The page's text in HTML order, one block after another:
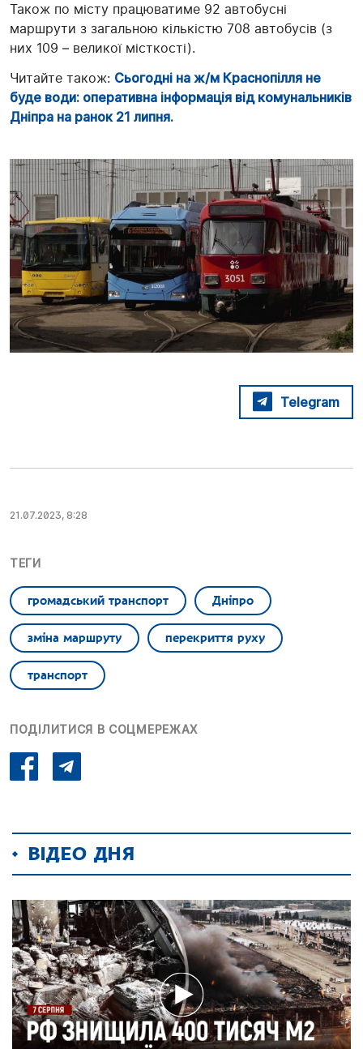
Також по місту працюватиме 92 автобусні
маршрути з загальною кількістю 708 автобусів (з
них 109 – великої місткості).
Читайте також: Сьогодні на ж/м Краснопілля не
буде води: оперативна інформація від комунальників
Дніпра на ранок 21 липня.
Telegram
21.07.2023, 8:28
ТЕГИ
громадський транспорт Дніпро
зміна маршруту перекриття руху
транспорт
ПОДІЛИТИСЯ В СОЦМЕРЕЖАХ
ВІДЕО ДНЯ